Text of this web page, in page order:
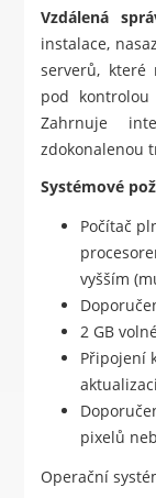
Vzdálená
instalace,
serverů, které
pod
Zahrnuje
zdokonalenou
Systémové
Počítač
vyšším
2 GB
Připojení
pixelů
Operační